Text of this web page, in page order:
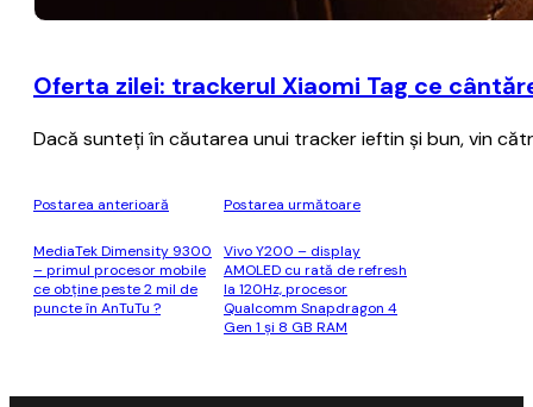
Oferta zilei: trackerul Xiaomi Tag ce
Dacă sunteţi în căutarea unui tracker ieftin şi bun, vin
Postarea anterioară
MediaTek Dimensity 9300
– primul procesor mobile
ce obţine peste 2 mil de
puncte în AnTuTu ?
Postarea următoare
Vivo Y200 – display
AMOLED cu rată de refresh
la 120Hz, procesor
Qualcomm Snapdragon 4
Gen 1 şi 8 GB RAM